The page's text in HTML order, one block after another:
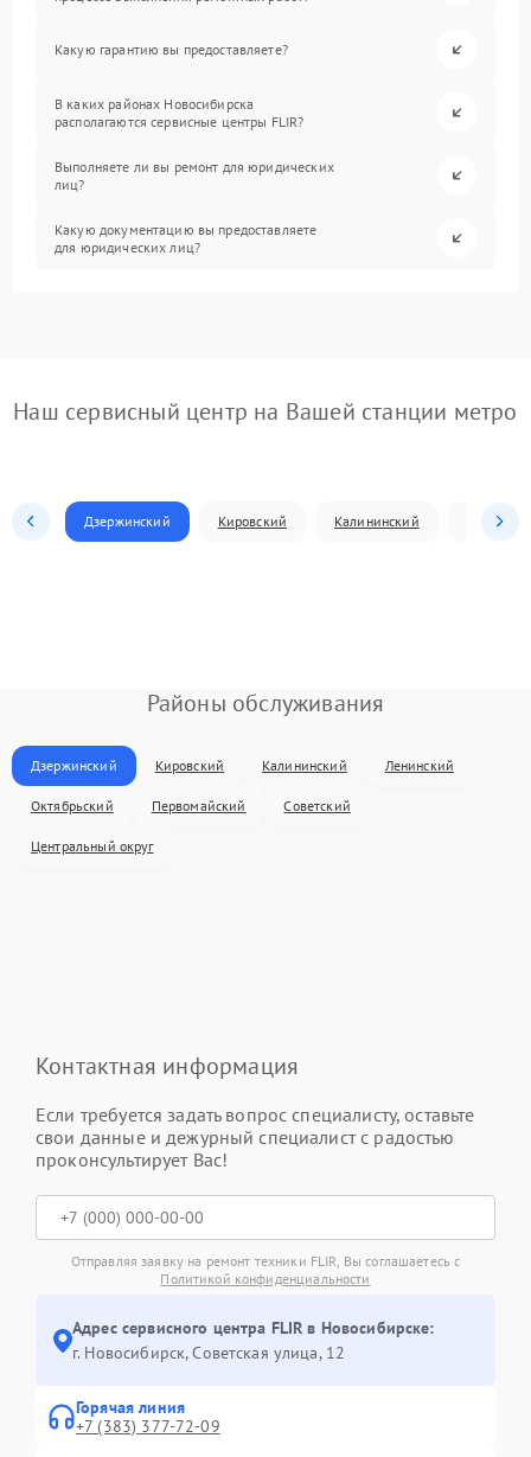
Какую гарантию вы предоставляете?
В каких районах Новосибирска
располагаются сервисные центры FLIR?
Выполняете ли вы ремонт для юридических
лиц?
Какую документацию вы предоставляете
для юридических лиц?
Наш сервисный центр на Вашей станции метро
Дзержинский Кировский Калининский
Районы обслуживания
Дзержинский Кировский Калининский Ленинский
Октябрьский Первомайский Советский
Центральный округ
Контактная информация
Если требуется задать вопрос специалисту, оставьте
свои данные и дежурный специалист с радостью
проконсультирует Вас!
Отправляя заявку на ремонт техники FLIR, Вы соглашаетесь с
Политикой конфиденциальности
Адрес сервисного центра FLIR в Новосибирске:
г. Новосибирск, Советская улица, 12
Горячая линия
+7 (383) 377-72-09